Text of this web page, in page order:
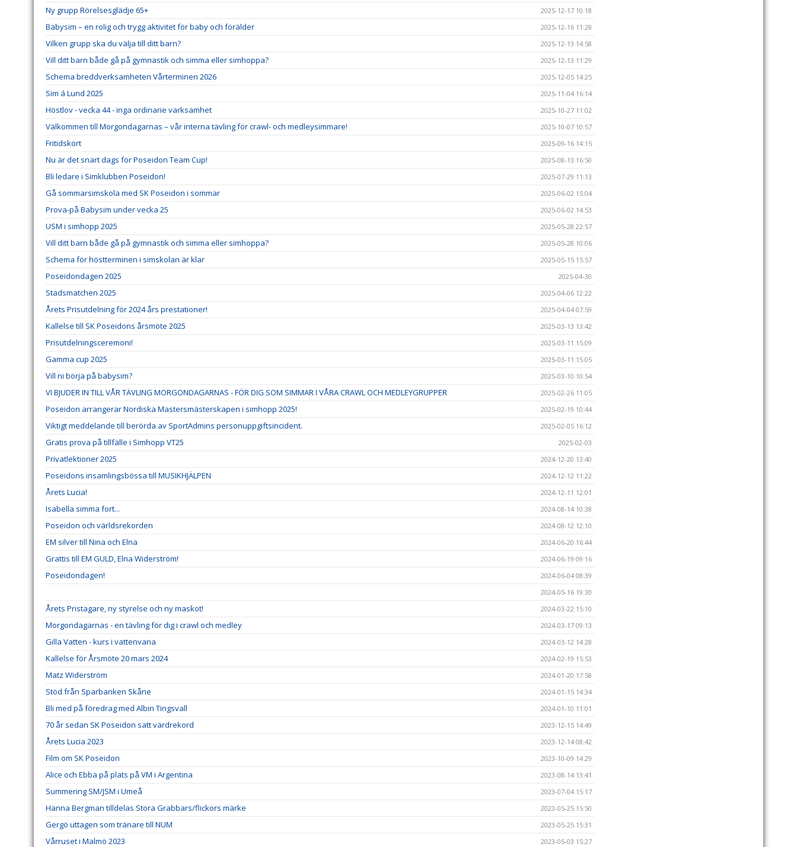
Ny grupp Rörelsesglädje 65+ 2025-12-17 10:18
Babysim – en rolig och trygg aktivitet för baby och förälder 2025-12-16 11:28
Vilken grupp ska du välja till ditt barn? 2025-12-13 14:58
Vill ditt barn både gå på gymnastik och simma eller simhoppa? 2025-12-13 11:29
Schema breddverksamheten Vårterminen 2026 2025-12-05 14:25
Sim á Lund 2025 2025-11-04 16:14
Höstlov - vecka 44 - inga ordinarie varksamhet 2025-10-27 11:02
Välkommen till Morgondagarnas – vår interna tävling för crawl- och medleysimmare! 2025-10-07 10:57
Fritidskort 2025-09-16 14:15
Nu är det snart dags för Poseidon Team Cup! 2025-08-13 16:50
Bli ledare i Simklubben Poseidon! 2025-07-29 11:13
Gå sommarsimskola med SK Poseidon i sommar 2025-06-02 15:04
Prova-på Babysim under vecka 25 2025-06-02 14:53
USM i simhopp 2025 2025-05-28 22:57
Vill ditt barn både gå på gymnastik och simma eller simhoppa? 2025-05-28 10:06
Schema för höstterminen i simskolan är klar 2025-05-15 15:57
Poseidondagen 2025 2025-04-30
Stadsmatchen 2025 2025-04-06 12:22
Årets Prisutdelning för 2024 års prestationer! 2025-04-04 07:59
Kallelse till SK Poseidons årsmöte 2025 2025-03-13 13:42
Prisutdelningsceremoni! 2025-03-11 15:09
Gamma cup 2025 2025-03-11 15:05
Vill ni börja på babysim? 2025-03-10 10:54
VI BJUDER IN TILL VÅR TÄVLING MORGONDAGARNAS - FÖR DIG SOM SIMMAR I VÅRA CRAWL OCH MEDLEYGRUPPER 2025-02-26 11:05
Poseidon arrangerar Nordiska Mastersmästerskapen i simhopp 2025! 2025-02-19 10:44
Viktigt meddelande till berörda av SportAdmins personuppgiftsincident. 2025-02-05 16:12
Gratis prova på tillfälle i Simhopp VT25 2025-02-03
Privatlektioner 2025 2024-12-20 13:40
Poseidons insamlingsbössa till MUSIKHJÄLPEN 2024-12-12 11:22
Årets Lucia! 2024-12-11 12:01
Isabella simma fort... 2024-08-14 10:38
Poseidon och världsrekorden 2024-08-12 12:10
EM silver till Nina och Elna 2024-06-20 16:44
Grattis till EM GULD, Elna Widerström! 2024-06-19 09:16
Poseidondagen!
2024-06-04 08:39
2024-05-16 19:30
Årets Pristagare, ny styrelse och ny maskot! 2024-03-22 15:10
Morgondagarnas - en tävling för dig i crawl och medley 2024-03-17 09:13
Gilla Vatten - kurs i vattenvana 2024-03-12 14:28
Kallelse för Årsmöte 20 mars 2024 2024-02-19 15:53
Matz Widerström 2024-01-20 17:58
Stöd från Sparbanken Skåne 2024-01-15 14:34
Bli med på föredrag med Albin Tingsvall 2024-01-10 11:01
70 år sedan SK Poseidon satt värdrekord 2023-12-15 14:49
Årets Lucia 2023 2023-12-14 08:42
Film om SK Poseidon 2023-10-09 14:29
Alice och Ebba på plats på VM i Argentina 2023-08-14 13:41
Summering SM/JSM i Umeå 2023-07-04 15:17
Hanna Bergman tilldelas Stora Grabbars/flickors märke 2023-05-25 15:50
Gergö uttagen som tränare till NUM 2023-05-25 15:31
Vårruset i Malmö 2023 2023-05-03 15:27